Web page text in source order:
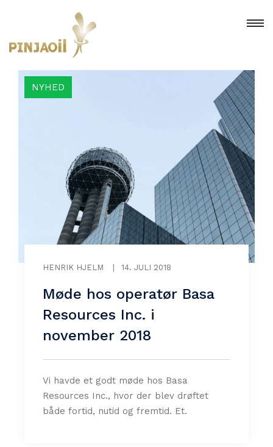
NYHED
HENRIK HJELM 14. JULI 2018
Møde hos operatør Basa
Resources Inc. i
november 2018
Vi havde et godt møde hos Basa
Resources Inc., hvor der blev drøftet
både fortid, nutid og fremtid. Et.